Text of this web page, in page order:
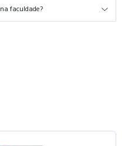
faculdade?